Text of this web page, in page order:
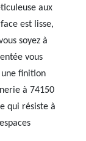
aux
est lisse,
soyez à
vous
une finition
à 74150
qui résiste à